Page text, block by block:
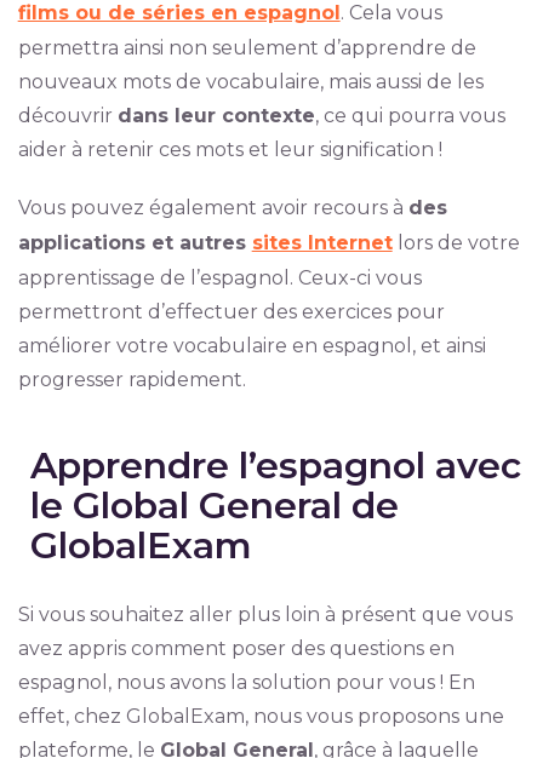
films ou de séries en espagnol . Cela vous
permettra ainsi non seulement d’apprendre de
nouveaux mots de vocabulaire, mais aussi de les
découvrir dans leur contexte, ce qui pourra vous
aider à retenir ces mots et leur signification !
Vous pouvez également avoir recours à des
applications et autres sites Internetlors de votre
apprentissage de l’espagnol. Ceux-ci vous
permettront d’effectuer des exercices pour
améliorer votre vocabulaire en espagnol, et ainsi
progresser rapidement.
Apprendre l’espagnol avec
le Global General de
GlobalExam
Si vous souhaitez aller plus loin à présent que vous
avez appris comment poser des questions en
espagnol, nous avons la solution pour vous ! En
effet, chez GlobalExam, nous vous proposons une
plateforme, le Global General , grâce à laquelle